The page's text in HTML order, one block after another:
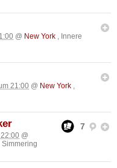
@ New York
, Innere
21:00 @ New York
7
@
Simmering